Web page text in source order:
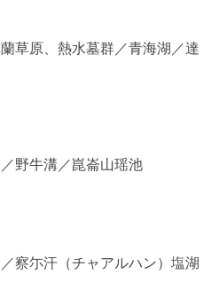
草原、熱水墓群／青海湖／達
野牛溝／崑崙山瑶池
察尓汗（チャアルハン）塩湖